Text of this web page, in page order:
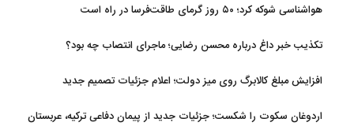
هواشناسی شوکه کرد؛ ۵۰ روز گرمای طاقت‌فرسا در راه است
تکذیب خبر داغ درباره محسن رضایی؛ ماجرای انتصاب چه بود؟
افزایش مبلغ کالابرگ روی میز دولت؛ اعلام جزئیات تصمیم جدید
اردوغان سکوت را شکست؛ جزئیات جدید از پیمان دفاعی ترکیه، عربستان